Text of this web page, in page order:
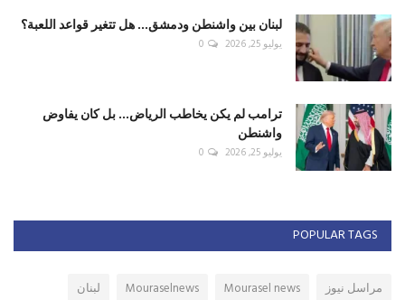
لبنان بين واشنطن ودمشق... هل تتغير قواعد اللعبة؟
يوليو 25, 2026 0
ترامب لم يكن يخاطب الرياض... بل كان يفاوض
واشنطن
يوليو 25, 2026 0
POPULAR TAGS
مراسل نيوز Mourasel news
Mouraselnews
لبنان